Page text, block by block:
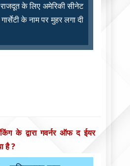
के लिए अमेरिकी सीनेट
के नाम पर मुहर लगा दी
के द्वारा गवर्नर ऑफ द ईयर
है ?